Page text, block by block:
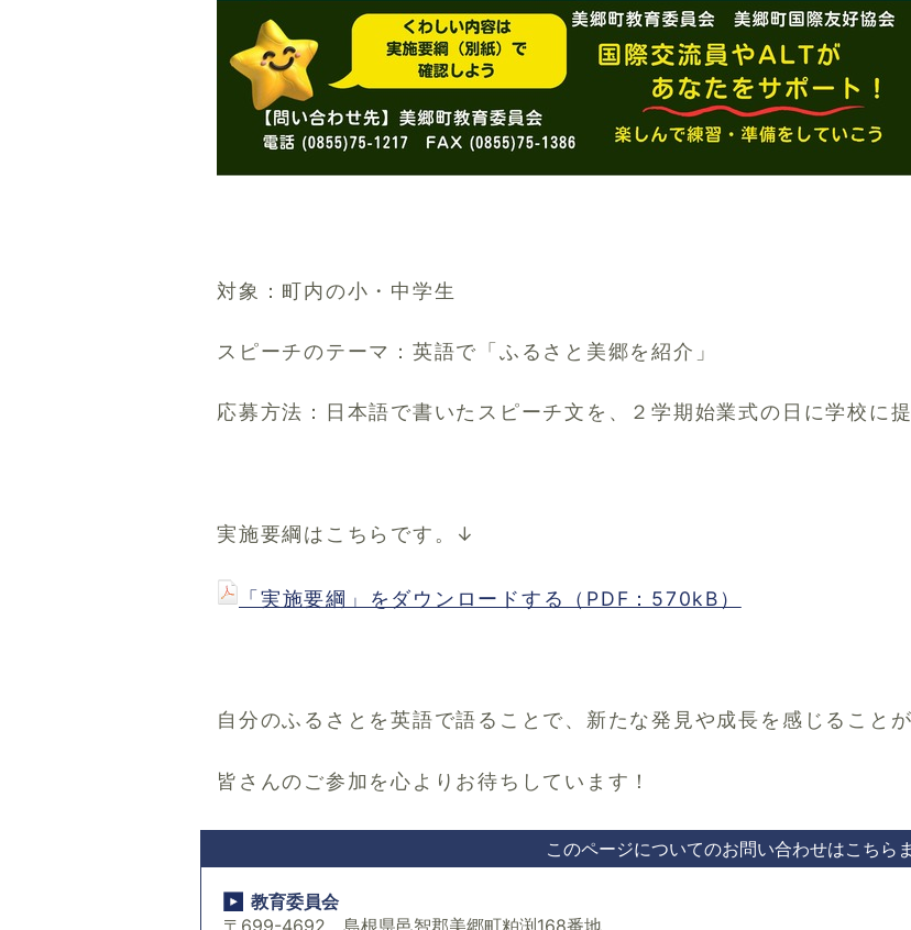
対象：町内の小・中学生
スピーチのテーマ：英語で「ふるさと美郷を紹介」
応募方法：日本語で書いたスピーチ文を、２学期始業式の日に学校に
実施要綱はこちらです。↓
「実施要綱」をダウンロードする（PDF：570kB）
自分のふるさとを英語で語ることで、新たな発見や成長を感じること
皆さんのご参加を心よりお待ちしています！
このページについてのお問い合わせはこちら
教育委員会
〒699-4692 島根県邑智郡美郷町粕渕168番地